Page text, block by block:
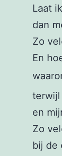
Laat
dan
Zo
En
terwijl
en
Zo
bij de